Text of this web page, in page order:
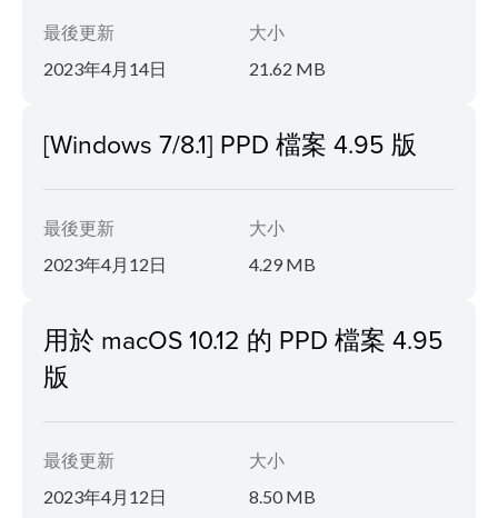
最後更新
2023年4月14日
大小
21.62 MB
[Windows 7/8.1] PPD 檔案 4.95 版
最後更新
2023年4月12日
大小
4.29 MB
用於 macOS 10.12 的 PPD 檔案 4.95
版
最後更新
2023年4月12日
大小
8.50 MB